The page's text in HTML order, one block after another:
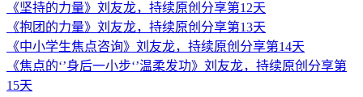
《坚持的力量》刘友龙，持续原创分享第12天
《抱团的力量》刘友龙，持续原创分享第13天
《中小学生焦点咨询》刘友龙，持续原创分享第14天
《焦点的‘’身后一小步‘’温柔发功》刘友龙，持续原创分享第
15天